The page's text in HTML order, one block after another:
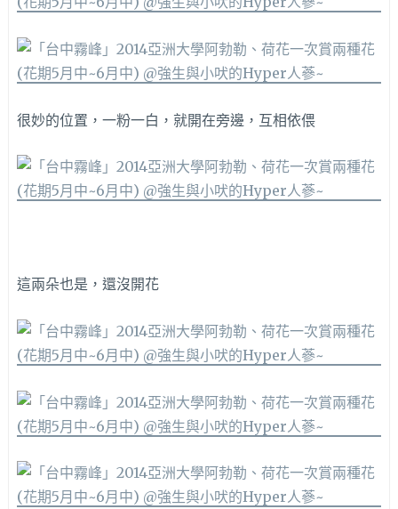
很妙的位置，一粉一白，就開在旁邊，互相依偎
這兩朵也是，還沒開花